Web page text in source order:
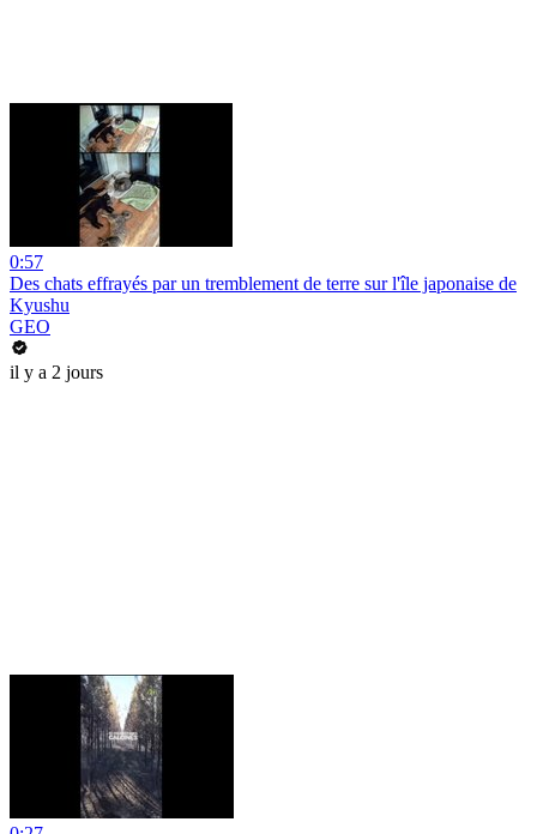
0:57
Des chats effrayés par un tremblement de terre sur l'île japonaise de
Kyushu
GEO
il y a 2 jours